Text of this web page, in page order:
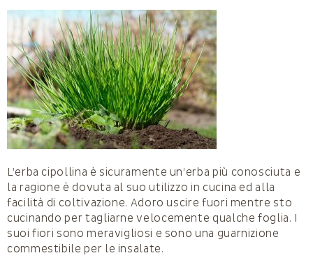
L’erba cipollina è sicuramente un’erba più conosciuta e
la ragione è dovuta al suo utilizzo in cucina ed alla
facilità di coltivazione. Adoro uscire fuori mentre sto
cucinando per tagliarne velocemente qualche foglia. I
suoi fiori sono meravigliosi e sono una guarnizione
commestibile per le insalate.